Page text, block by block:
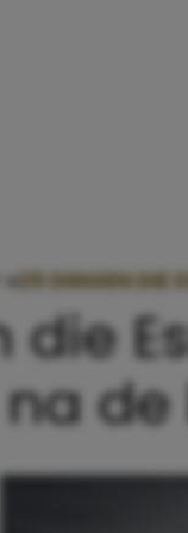
»25 DINGEN DIE
die